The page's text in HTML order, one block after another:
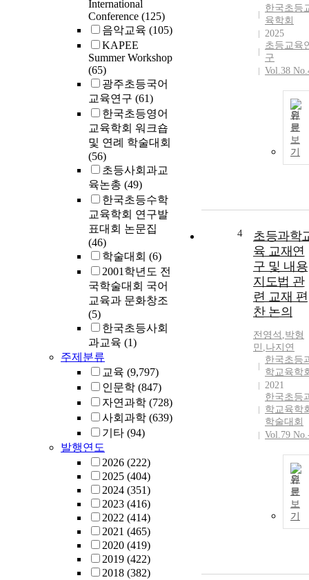
International
Conference (125)
음악교육 (105)
KAPEE
Summer Workshop
(65)
광주초등국어
교육연구 (61)
한국초등영어
교육학회 워크숍
및 연례 학술대회
(56)
초등사회과교
육논총 (49)
한국초등수학
교육학회 연구발
표대회 논문집
(46)
학술대회 (6)
2001학년도 전
국학술대회 국어
교육과 문화창조
(5)
한국초등사회
과교육 (1)
주제분류
교육 (9,797)
인문학 (847)
자연과학 (728)
사회과학 (639)
기타 (94)
발행연도
2026 (222)
2025 (404)
2024 (351)
2023 (416)
2022 (414)
2021 (465)
2020 (419)
2019 (422)
2018 (382)
한국초등
육학회
2025
초등교육
구
Vol.38
원
문
보
기
4
초등과학
육 교재연
구 및 내용
지도법 관
련 교재 편
찬 논의
전영석 ,박형
민 ,나지연
한국초등
학교육학
2021
한국초등
학교육학
학술대회
Vol.79
원
문
보
기